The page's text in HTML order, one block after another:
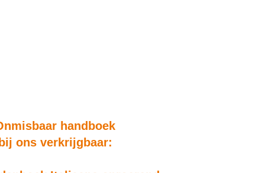
handboek
bij ons verkrijgbaar: